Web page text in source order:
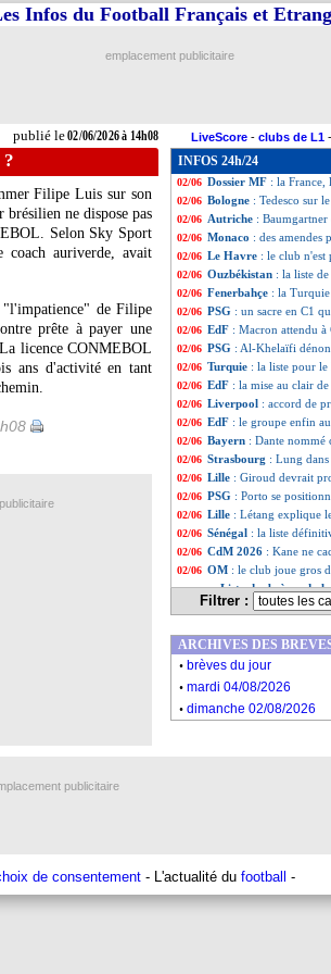
publié le02/06/2026 à 14h08
Infos du Football Français et
emplacement publicitaire
LiveScore - clubs de L1 -
Filipe Luis sur son
brésilien ne dispose pas
Selon Sky Sport
coach auriverde, avait
de Filipe
prête à payer une
licence CONMEBOL
ans d'activité en tant
INFOS 24h/24
02/06 Bayern : Kane croit au
02/06 Qatar
02/06 Annecy : le
02/06 Lille: Létang montre
02/06 Dossier MF : la France,
02/06 Bologne : Tedesco sur
02/06 Autriche :
02/06 Monaco : des amendes
02/06 Le Havre : le club n'est
02/06 Ouzbékistan : la liste
02/06 Fenerbahçe : la
02/06 PSG : un sacre en C1
02/06 EdF : Macron attendu à
02/06 PSG : Al-Khelaïfi
02/06 Turquie : la liste pour
02/06 EdF : la mise au clair
02/06 Liverpool : accord de
02/06 EdF : le groupe enfin
02/06 Bayern : Dante
02/06 Strasbourg : Lung
02/06 Lille : Giroud devrait
02/06 PSG : Porto se
02/06 Lille : Létang explique
02/06 Sénégal : la liste
02/06 CdM 2026 : Kane ne
02/06 OM : le club joue gros
... Liste des brèves du
Liste des brèves du
Filtrer :
ARCHIVES DES
. brèves du jour
. mardi 04/08/2026
. dimanche 02/08/2026
publicitaire
de consentement - L'actualité du football -